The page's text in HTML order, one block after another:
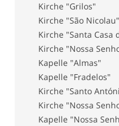
Kirche "Grilos"
Kirche "São Nicolau"
Kirche "Santa Casa
Kirche "Nossa
Kapelle "Almas"
Kapelle "Fradelos"
Kirche "Santo
Kirche "Nossa
Kapelle "Nossa